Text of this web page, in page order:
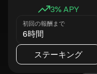
3% APY
初回の報酬まで
6時間
ステーキング